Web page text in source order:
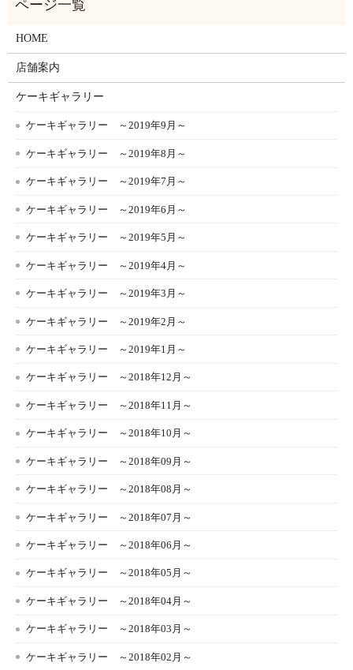
HOME
店舗案内
ケーキギャラリー
ケーキギャラリー ～2019年9月～
ケーキギャラリー ～2019年8月～
ケーキギャラリー ～2019年7月～
ケーキギャラリー ～2019年6月～
ケーキギャラリー ～2019年5月～
ケーキギャラリー ～2019年4月～
ケーキギャラリー ～2019年3月～
ケーキギャラリー ～2019年2月～
ケーキギャラリー ～2019年1月～
ケーキギャラリー ～2018年12月～
ケーキギャラリー ～2018年11月～
ケーキギャラリー ～2018年10月～
ケーキギャラリー ～2018年09月～
ケーキギャラリー ～2018年08月～
ケーキギャラリー ～2018年07月～
ケーキギャラリー ～2018年06月～
ケーキギャラリー ～2018年05月～
ケーキギャラリー ～2018年04月～
ケーキギャラリー ～2018年03月～
ケーキギャラリー ～2018年02月～